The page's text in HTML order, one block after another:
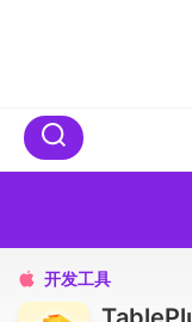
 开发工具